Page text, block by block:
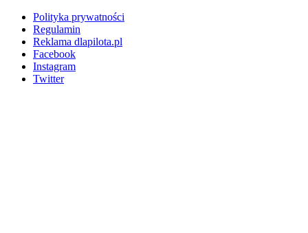
Polityka prywatności
Regulamin
Reklama dlapilota.pl
Facebook
Instagram
Twitter